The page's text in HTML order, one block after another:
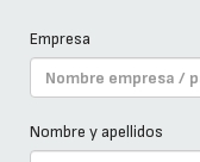
Empresa
Nombre y apellidos